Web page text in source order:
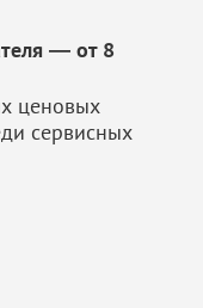
— от 8
ценовых
сервисных